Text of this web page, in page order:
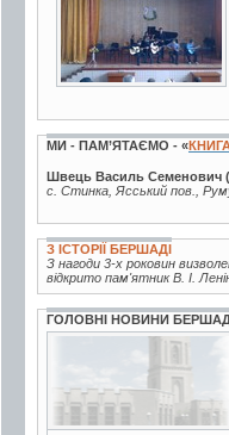
МИ - ПАМ’ЯТАЄМО - «
Швець Василь Семенович
с. Стинка, Ясський пов.,
З ІСТОРІЇ БЕРШАДІ
З нагоди 3-х роковин
відкрито пам'ятник В. І.
ГОЛОВНІ НОВИНИ